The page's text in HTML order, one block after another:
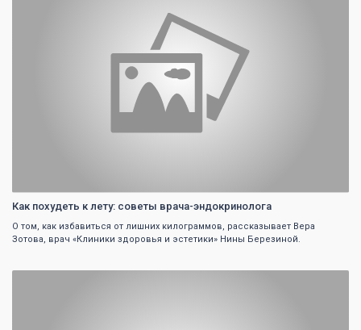
Как похудеть к лету: советы врача-эндокринолога
О том, как избавиться от лишних килограммов, рассказывает Вера
Зотова, врач «Клиники здоровья и эстетики» Нины Березиной.